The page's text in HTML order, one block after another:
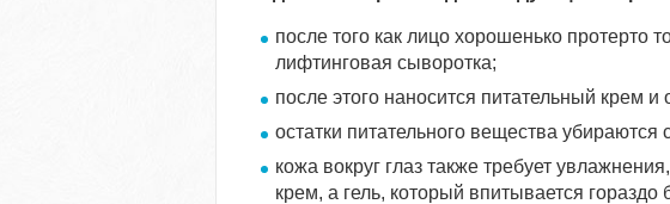
после того как лицо хорошенько протерто
лифтинговая сыворотка;
после этого наносится питательный крем
остатки питательного вещества убираются
кожа вокруг глаз также требует
крем, а гель, который впитывается гораздо